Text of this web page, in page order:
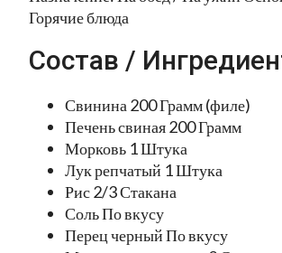
Горячие блюда
Состав /
Свинина 200 Грамм (филе)
Печень свиная 200 Грамм
Морковь 1 Штука
Лук репчатый 1 Штука
Рис 2/3 Стакана
Соль По вкусу
Перец черный По вкусу